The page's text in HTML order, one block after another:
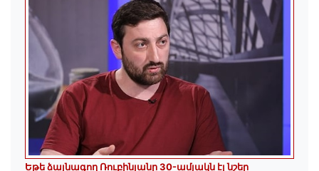
Եթե ձայնագող Ռուբինյանը 30-ամյակն էլ նշեր